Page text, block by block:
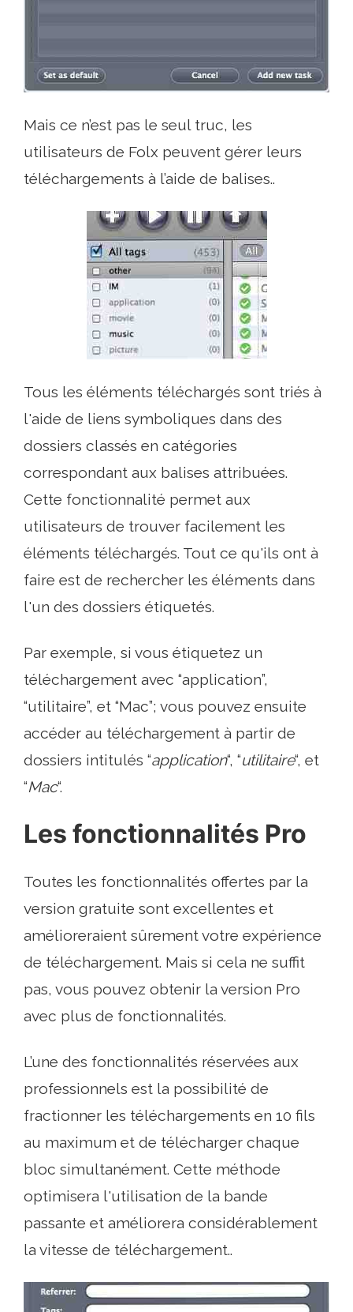
Mais ce n’est pas le seul truc, les
utilisateurs de Folx peuvent gérer leurs
téléchargements à l’aide de balises..
Tous les éléments téléchargés sont triés à
l'aide de liens symboliques dans des
dossiers classés en catégories
correspondant aux balises attribuées.
Cette fonctionnalité permet aux
utilisateurs de trouver facilement les
éléments téléchargés. Tout ce qu'ils ont à
faire est de rechercher les éléments dans
l'un des dossiers étiquetés.
Par exemple, si vous étiquetez un
téléchargement avec “application”,
“utilitaire”, et “Mac”; vous pouvez ensuite
accéder au téléchargement à partir de
dossiers intitulés “application“, “utilitaire“, et
“Mac“.
Les fonctionnalités Pro
Toutes les fonctionnalités offertes par la
version gratuite sont excellentes et
amélioreraient sûrement votre expérience
de téléchargement. Mais si cela ne suffit
pas, vous pouvez obtenir la version Pro
avec plus de fonctionnalités.
L’une des fonctionnalités réservées aux
professionnels est la possibilité de
fractionner les téléchargements en 10 fils
au maximum et de télécharger chaque
bloc simultanément. Cette méthode
optimisera l'utilisation de la bande
passante et améliorera considérablement
la vitesse de téléchargement..